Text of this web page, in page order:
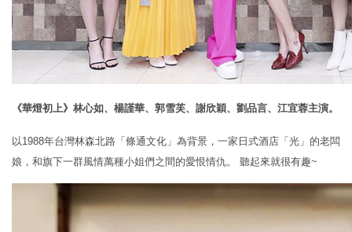
《華燈初上》林心如、楊謹華、郭雪芙、謝欣穎、劉品言、江宜蓉主演。
以1988年台灣林森北路「條通文化」為背景，一家日式酒店「光」的老闆
娘，和旗下一群風情萬種小姐們之間的愛恨情仇。 聽起來就很有趣~